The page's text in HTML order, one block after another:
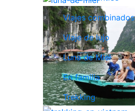
Viajes combinados
Viaje de lujo
Luna de Miel
En familia
Trekking